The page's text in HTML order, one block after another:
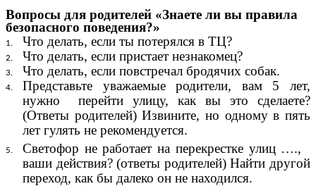
Вопросы для родителей «Знаете ли вы правила
безопасного поведения?»
Что делать, если ты потерялся в ТЦ?
Что делать, если пристает незнакомец?
Что делать, если повстречал бродячих собак.
Представьте уважаемые родители, вам 5 лет,
нужно перейти улицу, как вы это сделаете?
(Ответы родителей) Извините, но одному в пять
лет гулять не рекомендуется.
Светофор не работает на перекрестке улиц ….,
ваши действия? (ответы родителей) Найти другой
переход, как бы далеко он не находился.